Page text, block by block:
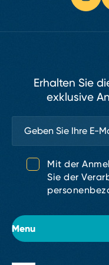
Menu
Erhalten Sie
exklusive
Mit der
Sie der